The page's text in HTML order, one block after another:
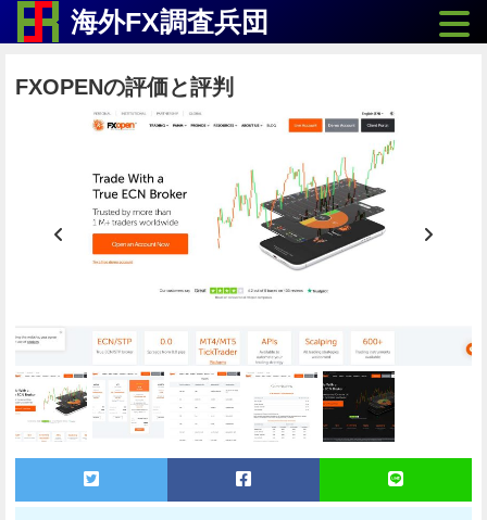
海外FX調査兵団
FXOPENの評価と評判